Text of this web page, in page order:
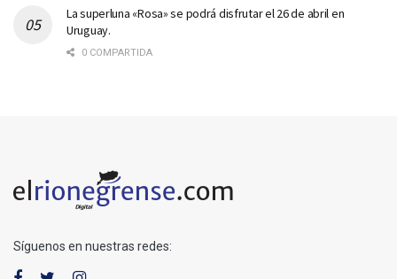
La superluna «Rosa» se podrá disfrutar el 26 de abril en
Uruguay.
0 COMPARTIDA
Síguenos en nuestras redes: